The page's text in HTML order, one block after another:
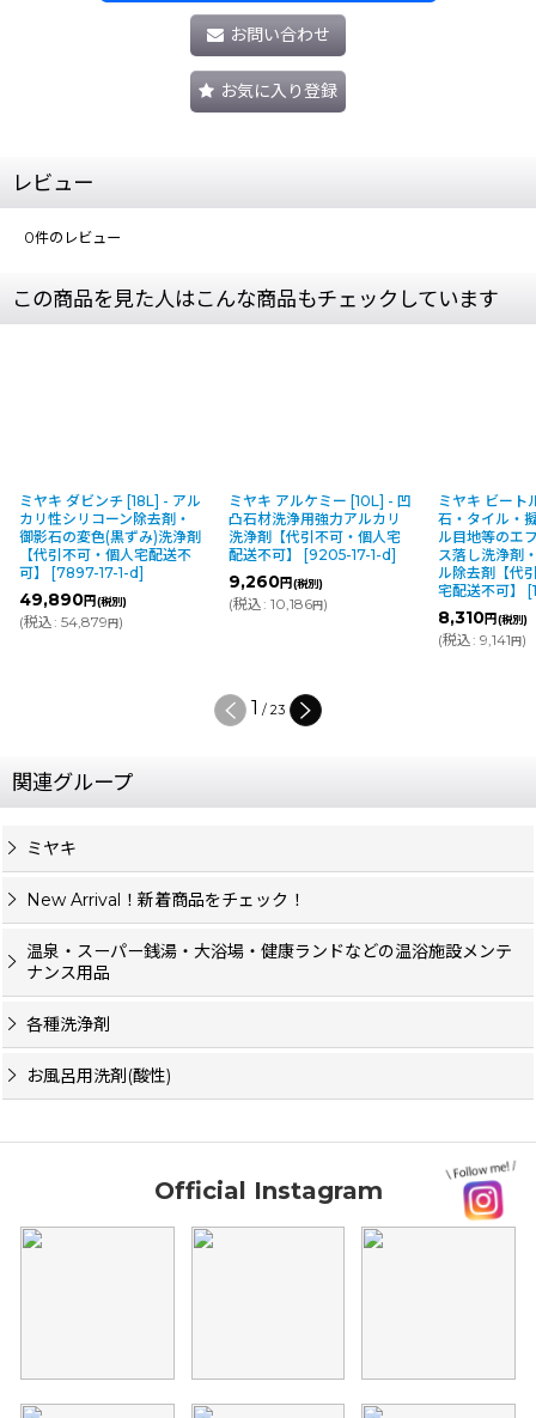
お問い合わせ
お気に入り登録
レビュー
0件のレビュー
この商品を見た人はこんな商品もチェックしています
ミヤキ ダビンチ [18L] - アル
カリ性シリコーン除去剤・
御影石の変色(黒ずみ)洗浄剤
【代引不可・個人宅配送不
可】
[7897-17-1-d]
49,890円(税別)
(税込: 54,879円)
ミヤキ アルケミー [10L] - 凹
凸石材洗浄用強力アルカリ
洗浄剤【代引不可・個人宅
配送不可】
[9205-17-1-d]
9,260円(税別)
(税込: 10,186円)
ミヤキ ビート
石・タイル・
ル目地等のエ
ス落し洗浄剤
ル除去剤【代
宅配送不可】
[
8,310円(税別)
(税込: 9,141円)
1 / 23
関連グループ
ミヤキ
New Arrival！新着商品をチェック！
温泉・スーパー銭湯・大浴場・健康ランドなどの温浴施設メンテ
ナンス用品
各種洗浄剤
お風呂用洗剤(酸性)
Official Instagram